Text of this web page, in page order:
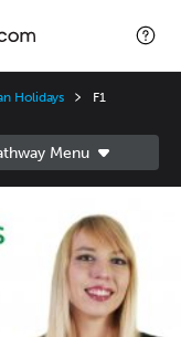
Holidays
F1